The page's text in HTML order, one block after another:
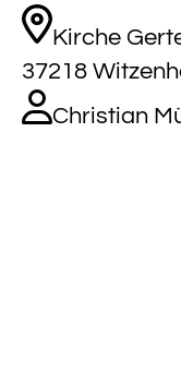
Kirche
37218
Christian